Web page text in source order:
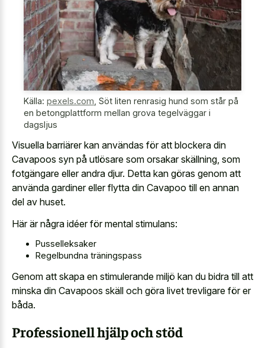
Källa: pexels.com Söt liten renrasig hund som står på
en betongplattform mellan grova tegelväggar i
dagsljus
Visuella barriärer kan användas för att blockera din
Cavapoos syn på utlösare som orsakar skällning, som
fotgängare eller andra djur. Detta kan göras genom att
använda gardiner eller flytta din Cavapoo till en annan
del av huset.
Här är några idéer för mental stimulans:
Pusselleksaker
Regelbundna träningspass
Genom att skapa en stimulerande miljö kan du bidra till att
minska din Cavapoos skäll och göra livet trevligare för er
båda.
Professionell hjälp och stöd